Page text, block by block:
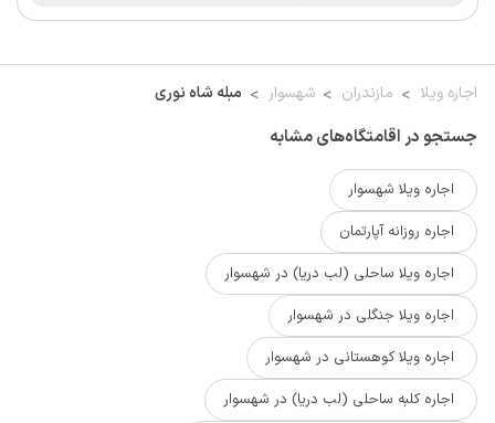
اجاره ویلا مازندران شهسوار مبله شاه نوری
جستجو در اقامتگاه‌های مشابه
اجاره ویلا شهسوار
اجاره روزانه آپارتمان
اجاره ویلا ساحلی (لب دریا) در شهسوار
اجاره ویلا جنگلی در شهسوار
اجاره ویلا کوهستانی در شهسوار
اجاره کلبه ساحلی (لب دریا) در شهسوار